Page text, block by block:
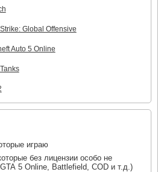
Global Offensive
Auto 5 Online
играю
без лицензии особо не
5 Online, Battlefield, COD и т.д.)